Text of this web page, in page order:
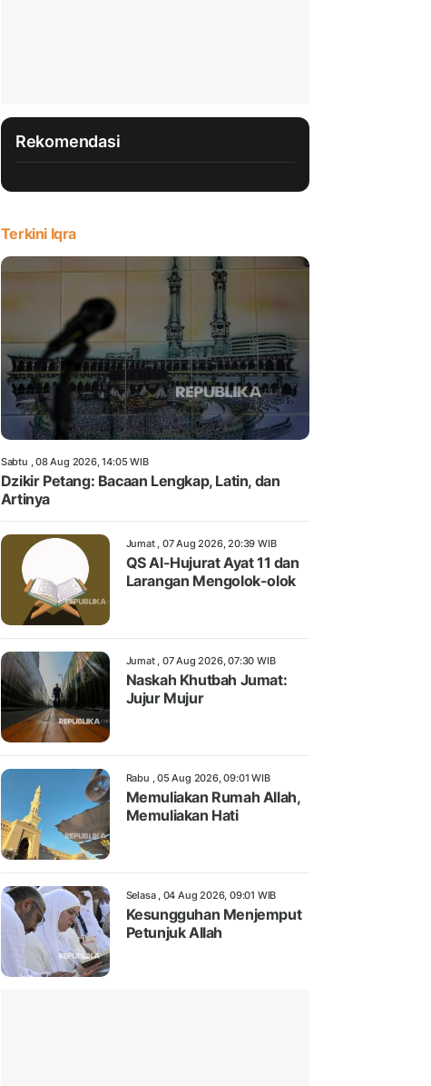
Rekomendasi
Terkini Iqra
Sabtu , 08 Aug 2026, 14:05 WIB
Dzikir Petang: Bacaan Lengkap, Latin, dan
Artinya
Jumat , 07 Aug 2026, 20:39 WIB
QS Al-Hujurat Ayat 11 dan
Larangan Mengolok-olok
Jumat , 07 Aug 2026, 07:30 WIB
Naskah Khutbah Jumat:
Jujur Mujur
Rabu , 05 Aug 2026, 09:01 WIB
Memuliakan Rumah Allah,
Memuliakan Hati
Selasa , 04 Aug 2026, 09:01 WIB
Kesungguhan Menjemput
Petunjuk Allah